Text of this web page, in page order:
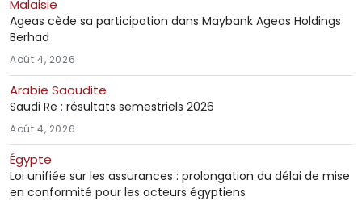
Malaisie
Ageas cède sa participation dans Maybank Ageas Holdings
Berhad
Août 4, 2026
Arabie Saoudite
Saudi Re : résultats semestriels 2026
Août 4, 2026
Égypte
Loi unifiée sur les assurances : prolongation du délai de mise
en conformité pour les acteurs égyptiens